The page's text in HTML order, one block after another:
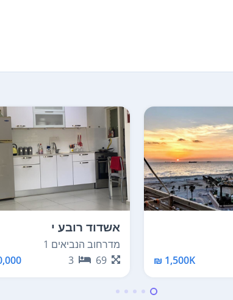
1,500K ₪
אשדוד רובע י
מדרחוב הנביאים 1
69
3
₪